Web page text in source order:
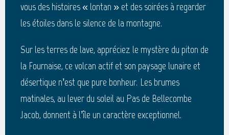
vous des histoires « lontan » et des soirées à regarder
les étoiles dans le silence de la montagne.
Sur les terres de lave, appréciez le mystère du piton de
la Fournaise, ce volcan actif et son paysage lunaire et
désertique n’est que pure bonheur. Les brumes
matinales, au lever du soleil au Pas de Bellecombe
Jacob, donnent à l’île un caractère exceptionnel.